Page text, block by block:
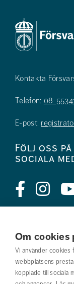
Om cookies
Vi använder cookies
webbplatsens
kopplade till sociala
Kontakta
Telefon: 08-
E-post:
Följ oss på
sociala
Jobba hos oss
Nyhetsbrev